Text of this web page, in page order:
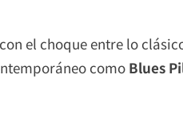
el choque entre lo
comoBlues